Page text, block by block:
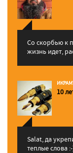
Со скорбью к
жизнь идет,
10
Salat, да
теплые слова